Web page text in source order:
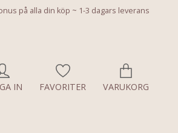
på alla din köp ~ 1-3 dagars leverans
IN FAVORITER VARUKORG